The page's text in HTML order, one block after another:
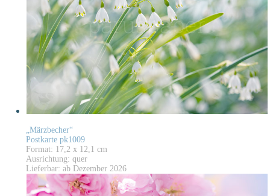
„Märzbecher“
Postkarte pk1009
Format: 17,2 x 12,1 cm
Ausrichtung: quer
Lieferbar: ab Dezember 2026